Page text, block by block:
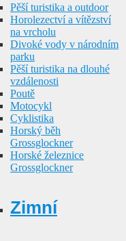
Pěší turistika a outdoor
Horolezectví a vítězství
na vrcholu
Divoké vody v národním
parku
Pěší turistika na dlouhé
vzdálenosti
Poutě
Motocykl
Cyklistika
Horský běh
Grossglockner
Horské železnice
Grossglockner
Zimní